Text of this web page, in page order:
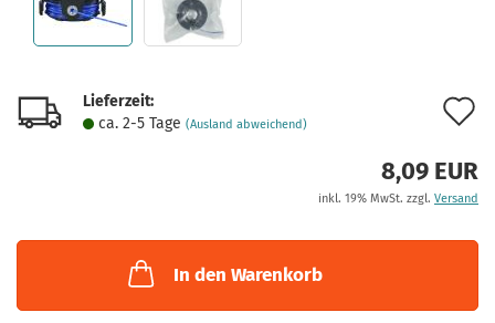
Lieferzeit:
ca. 2-5 Tage (Ausland abweichend)
8,09 EUR
inkl. 19% MwSt. zzgl. Versand
In den Warenkorb